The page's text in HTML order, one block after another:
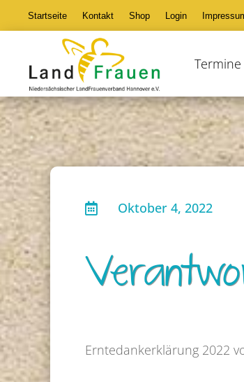
Startseite Kontakt Shop Login
Termine
 Oktober 4, 2022
Erntedankerklärung 2022